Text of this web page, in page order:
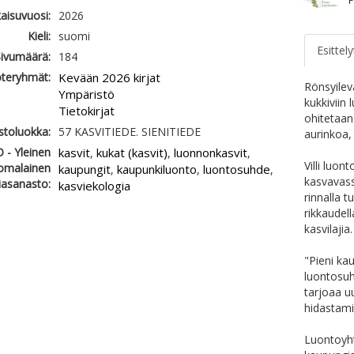
2026
Kieli:
suomi
184
Kevään 2026 kirjat
Ympäristö
Tietokirjat
57 KASVITIEDE. SIENITIEDE
- Yleinen kasvit, kukat (kasvit), luonnonkasvit,
kaupungit, kaupunkiluonto, luontosuhde,
kasviekologia
kukkiviin
Villi
rinnalla
kasvilajia.
"Pieni
tarjoaa